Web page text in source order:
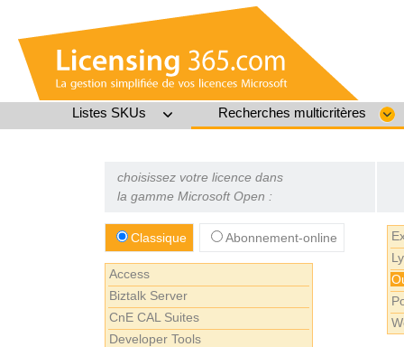
Listes SKUs Recherches multicritères
choisissez votre licence dans
la gamme Microsoft Open :
Classique Abonnement-online
Access
Biztalk Server
CnE CAL Suites
Developer Tools